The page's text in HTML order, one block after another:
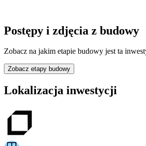
Postępy i zdjęcia z budowy
Zobacz na jakim etapie budowy jest ta
Zobacz etapy budowy
Lokalizacja inwestycji